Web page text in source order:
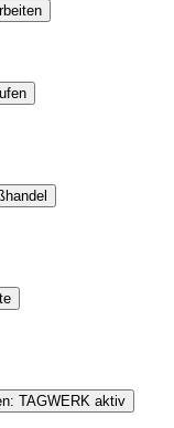
TAGWERK aktiv